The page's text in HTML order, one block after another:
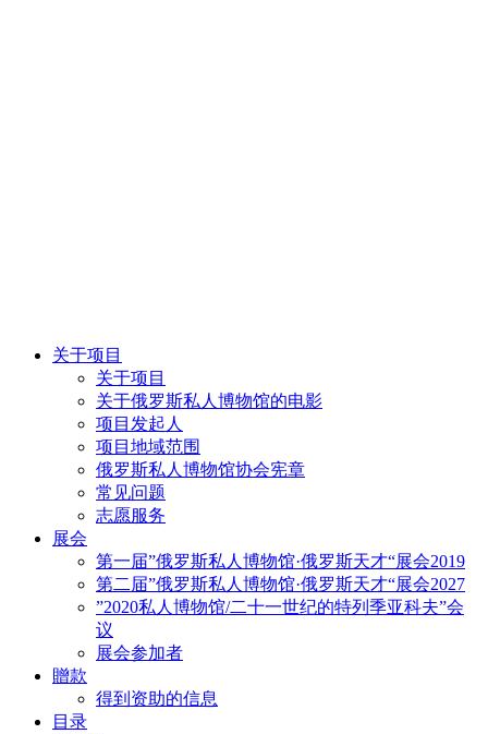
关于项目
关于项目
关于俄罗斯私人博物馆的电影
项目发起人
项目地域范围
俄罗斯私人博物馆协会宪章
常见问题
志愿服务
展会
第一届”俄罗斯私人博物馆·俄罗斯天才“展会2019
第二届”俄罗斯私人博物馆·俄罗斯天才“展会2027
”2020私人博物馆/二十一世纪的特列季亚科夫”会
议
展会参加者
贈款
得到资助的信息
目录